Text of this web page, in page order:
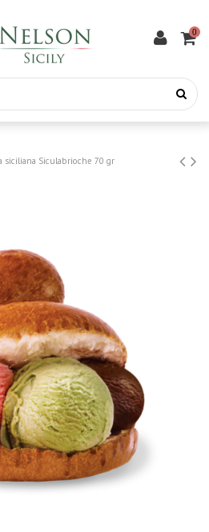
0
siciliana Siculabrioche 70 gr